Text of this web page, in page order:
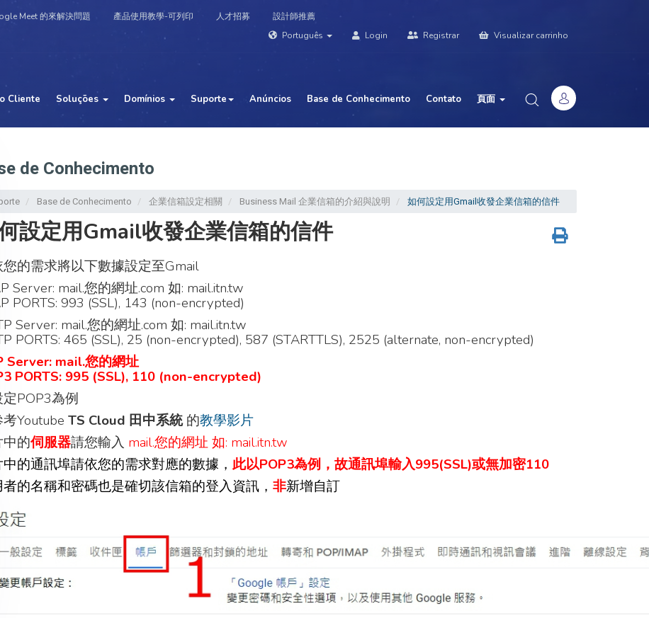
Meet 的來解決問題 產品使用教學-可列印 人才招募
設計師推薦
Português
Login Registrar Visualizar carrinho
Cliente Soluções Domínios Suporte Anúncios Base de Conhecimento Contato 頁面
de Conhecimento
Base de Conhecimento 企業信箱設定相關 Business Mail 企業信箱的介紹與說明 如何設定用Gmail收發企業信箱的信件
設定用Gmail收發企業信箱的信件
的需求將以下數據設定至Gmail
Server: mail.您的網址.com 如: mail.itn.tw
PORTS: 993 (SSL), 143 (non-encrypted)
Server: mail.您的網址.com 如: mail.itn.tw
PORTS: 465 (SSL), 25 (non-encrypted), 587 (STARTTLS), 2525 (alternate, non-encrypted)
Server: mail.您的網址
PORTS: 995 (SSL), 110 (non-encrypted)
POP3為例
Youtube TS Cloud 田中系統的教學影片
的伺服器請您輸入 mail.您的網址 如: mail.itn.tw
的通訊埠請依您的需求對應的數據， 此以POP3為例，故通訊埠輸入995(SSL)或無加密110
的名稱和密碼也是確切該信箱的登入資訊， 非新增自訂